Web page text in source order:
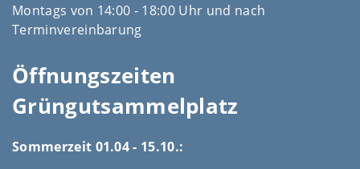
Montags von 14:00 - 18:00 Uhr und nach
Terminvereinbarung
Öffnungszeiten
Grüngutsammelplatz
Sommerzeit 01.04 - 15.10.: